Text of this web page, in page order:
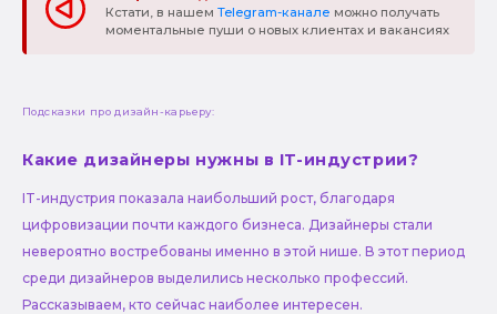
Кстати, в нашем Telegram-канале можно получать
моментальные пуши о новых клиентах и вакансиях
Подсказки про дизайн-карьеру:
Какие дизайнеры нужны в IT-индустрии?
IT-индустрия показала наибольший рост, благодаря
цифровизации почти каждого бизнеса. Дизайнеры стали
невероятно востребованы именно в этой нише. В этот период
среди дизайнеров выделились несколько профессий.
Рассказываем, кто сейчас наиболее интересен.